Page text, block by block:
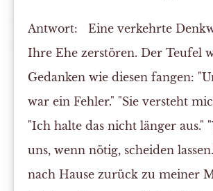
Antwort: Eine verkehrte
Ihre Ehe zerstören. Der Teufel
Gedanken wie diesen fangen:
war ein Fehler." "Sie versteht
"Ich halte das nicht länger aus."
uns, wenn nötig, scheiden
nach Hause zurück zu meiner